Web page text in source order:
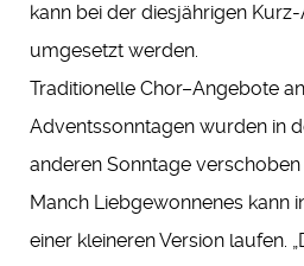
kann bei der diesjährigen
umgesetzt werden.
Traditionelle Chor–Angebote
Adventssonntagen wurden in
anderen Sonntage
Manch Liebgewonnenes kann
einer kleineren Version laufen.